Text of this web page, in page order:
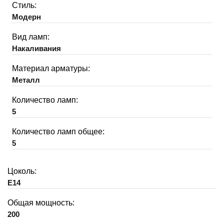
Стиль:
Модерн
Вид ламп:
Накаливания
Материал арматуры:
Металл
Количество ламп:
5
Количество ламп общее:
5
Цоколь:
E14
Общая мощность:
200